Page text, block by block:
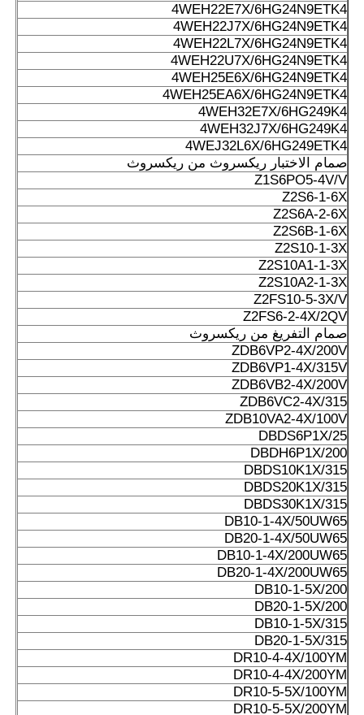
4WEH22E7X/6HG24N9ETK4
4WEH22J7X/6HG24N9ETK4
4WEH22L7X/6HG24N9ETK4
4WEH22U7X/6HG24N9ETK4
4WEH25E6X/6HG24N9ETK4
4WEH25EA6X/6HG24N9ETK4
4WEH32E7X/6HG249K4
4WEH32J7X/6HG249K4
4WEJ32L6X/6HG249ETK4
صمام الاختبار ريكسروث من ريكسروث
Z1S6PO5-4V/V
Z2S6-1-6X
Z2S6A-2-6X
Z2S6B-1-6X
Z2S10-1-3X
Z2S10A1-1-3X
Z2S10A2-1-3X
Z2FS10-5-3X/V
Z2FS6-2-4X/2QV
صمام التفريغ من ريكسروث
ZDB6VP2-4X/200V
ZDB6VP1-4X/315V
ZDB6VB2-4X/200V
ZDB6VC2-4X/315
ZDB10VA2-4X/100V
DBDS6P1X/25
DBDH6P1X/200
DBDS10K1X/315
DBDS20K1X/315
DBDS30K1X/315
DB10-1-4X/50UW65
DB20-1-4X/50UW65
DB10-1-4X/200UW65
DB20-1-4X/200UW65
DB10-1-5X/200
DB20-1-5X/200
DB10-1-5X/315
DB20-1-5X/315
DR10-4-4X/100YM
DR10-4-4X/200YM
DR10-5-5X/100YM
DR10-5-5X/200YM